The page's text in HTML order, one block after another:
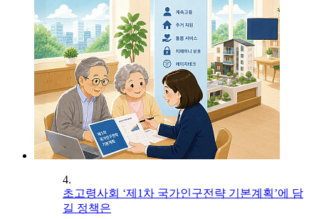
4.
초고령사회 ‘제1차 국가인구전략 기본계획’에 담
길 정책은